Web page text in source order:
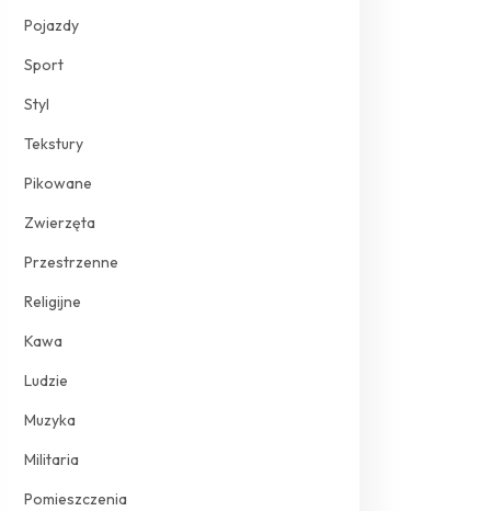
Pojazdy
Sport
Styl
Tekstury
Pikowane
Zwierzęta
Przestrzenne
Religijne
Kawa
Ludzie
Muzyka
Militaria
Pomieszczenia